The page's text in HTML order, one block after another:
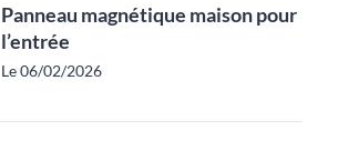
Panneau magnétique maison pour
l’entrée
Le 06/02/2026